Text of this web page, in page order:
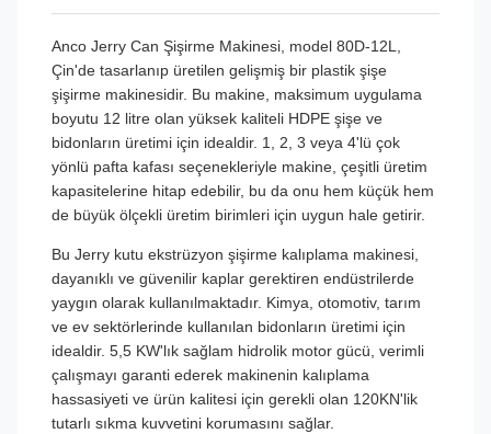
Anco Jerry Can Şişirme Makinesi, model 80D-12L,
Çin'de tasarlanıp üretilen gelişmiş bir plastik şişe
şişirme makinesidir. Bu makine, maksimum uygulama
boyutu 12 litre olan yüksek kaliteli HDPE şişe ve
bidonların üretimi için idealdir. 1, 2, 3 veya 4'lü çok
yönlü pafta kafası seçenekleriyle makine, çeşitli üretim
kapasitelerine hitap edebilir, bu da onu hem küçük hem
de büyük ölçekli üretim birimleri için uygun hale getirir.
Bu Jerry kutu ekstrüzyon şişirme kalıplama makinesi,
dayanıklı ve güvenilir kaplar gerektiren endüstrilerde
yaygın olarak kullanılmaktadır. Kimya, otomotiv, tarım
ve ev sektörlerinde kullanılan bidonların üretimi için
idealdir. 5,5 KW'lık sağlam hidrolik motor gücü, verimli
çalışmayı garanti ederek makinenin kalıplama
hassasiyeti ve ürün kalitesi için gerekli olan 120KN'lik
tutarlı sıkma kuvvetini korumasını sağlar.